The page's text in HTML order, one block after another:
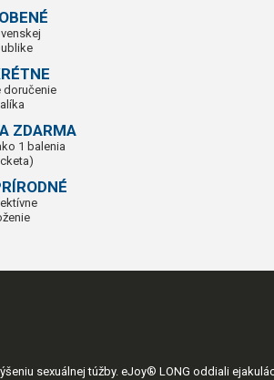
doručenie
ZDARMA
1 balenia
sexuálnej túžby. eJoy® LONG oddiali